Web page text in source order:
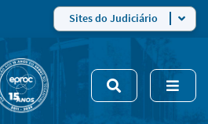
site
5
Sites do Judiciário